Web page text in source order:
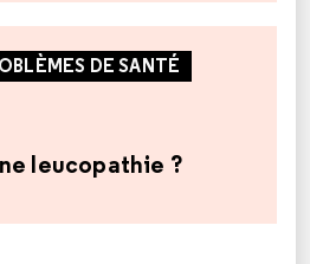
DE SANTÉ
leucopathie ?